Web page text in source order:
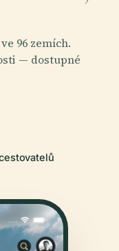
96 zemích.
— dostupné